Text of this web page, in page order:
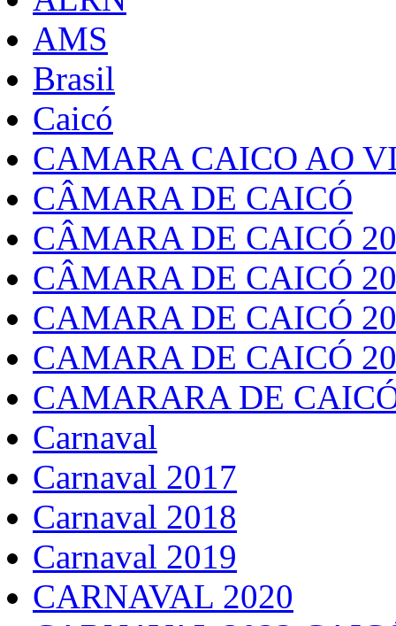
AMS
Brasil
Caicó
CAMARA CAICO AO
CÂMARA DE CAICÓ
CÂMARA DE CAICÓ
CÂMARA DE CAICÓ
CAMARA DE CAICÓ
CAMARA DE CAICÓ
CAMARARA DE
Carnaval
Carnaval 2017
Carnaval 2018
Carnaval 2019
CARNAVAL 2020